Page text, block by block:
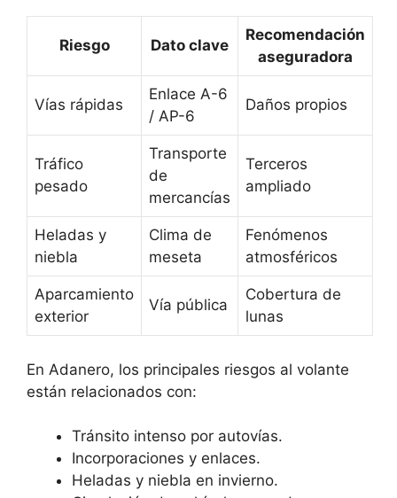
Riesgo Dato clave
Recomendación
aseguradora
Vías rápidas
Enlace A-6
/ AP-6
Daños propios
Tráfico
pesado
Transporte
de
mercancías
Terceros
ampliado
Heladas y
niebla
Clima de
meseta
Fenómenos
atmosféricos
Aparcamiento
exterior
Vía pública
Cobertura de
lunas
En Adanero, los principales riesgos al volante
están relacionados con:
Tránsito intenso por autovías.
Incorporaciones y enlaces.
Heladas y niebla en invierno.